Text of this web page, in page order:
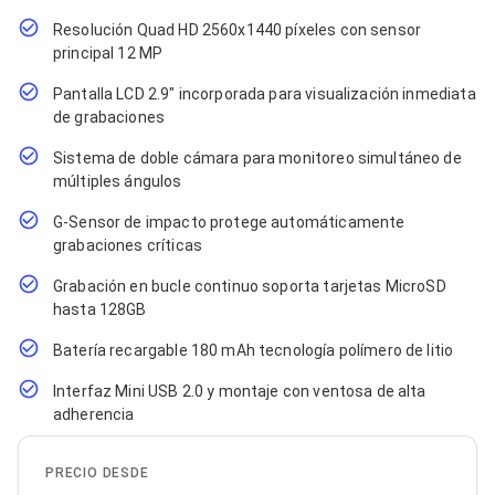
Cables Coaxiales
Accesorios para Cables
Jacks de Red
Conectores
Tapas y Cajas
Pinzas Ponchadoras
Probadores de Cable
Protectores para Cables
Cables para Impresoras
Cableado Estructurado
Sujetadores de Cables
Cinchos
Adaptadores
Adaptadores PC
Adaptadores PC USB
Adaptadores PC Serial
Adaptadores PC SATA
Adaptadores PC IDE
Resolución Quad HD 2560x1440 píxeles con sensor
principal 12 MP
Pantalla LCD 2.9" incorporada para visualización inmediata
de grabaciones
Sistema de doble cámara para monitoreo simultáneo de
múltiples ángulos
G-Sensor de impacto protege automáticamente
grabaciones críticas
Grabación en bucle continuo soporta tarjetas MicroSD
hasta 128GB
Batería recargable 180 mAh tecnología polímero de litio
Interfaz Mini USB 2.0 y montaje con ventosa de alta
adherencia
PRECIO DESDE